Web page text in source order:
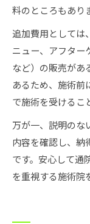
料のところもあり
追加費用としては
ニュー、アフター
など）の販売があ
あるため、施術前
で施術を受けるこ
万が一、説明のな
内容を確認し、納
です。安心して通
を重視する施術院